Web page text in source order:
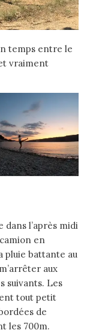
temps entre le
vraiment
dans l’après midi
en
pluie battante au
aux
suivants. Les
tout petit
de
les 700m.